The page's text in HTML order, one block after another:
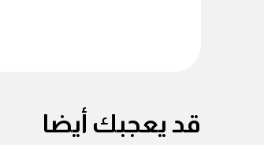
قد يعجبك أيضا